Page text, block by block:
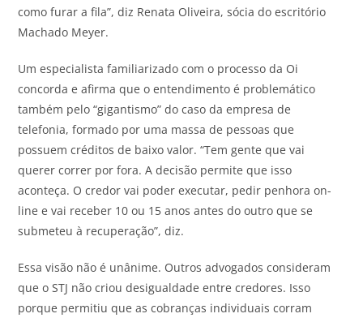
como furar a fila”, diz Renata Oliveira, sócia do escritório
Machado Meyer.
Um especialista familiarizado com o processo da Oi
concorda e afirma que o entendimento é problemático
também pelo “gigantismo” do caso da empresa de
telefonia, formado por uma massa de pessoas que
possuem créditos de baixo valor. “Tem gente que vai
querer correr por fora. A decisão permite que isso
aconteça. O credor vai poder executar, pedir penhora on-
line e vai receber 10 ou 15 anos antes do outro que se
submeteu à recuperação”, diz.
Essa visão não é unânime. Outros advogados consideram
que o STJ não criou desigualdade entre credores. Isso
porque permitiu que as cobranças individuais corram